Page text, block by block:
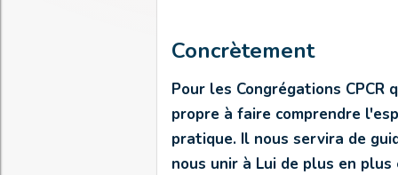
Concrètement
Pour les Congrégations
propre à faire comprendre
pratique. Il nous servira de
nous unir à Lui de plus en